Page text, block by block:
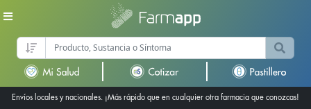
Envíos locales y nacionales. ¡Más rápido que en cualquier otra farmacia que conozcas!